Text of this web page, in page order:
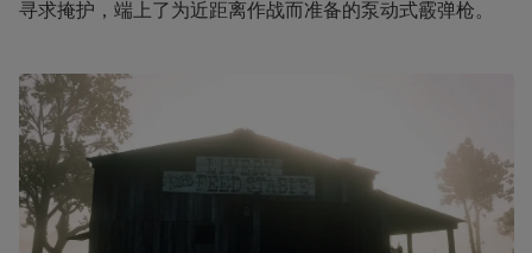
寻求掩护，端上了为近距离作战而准备的泵动式霰弹枪。